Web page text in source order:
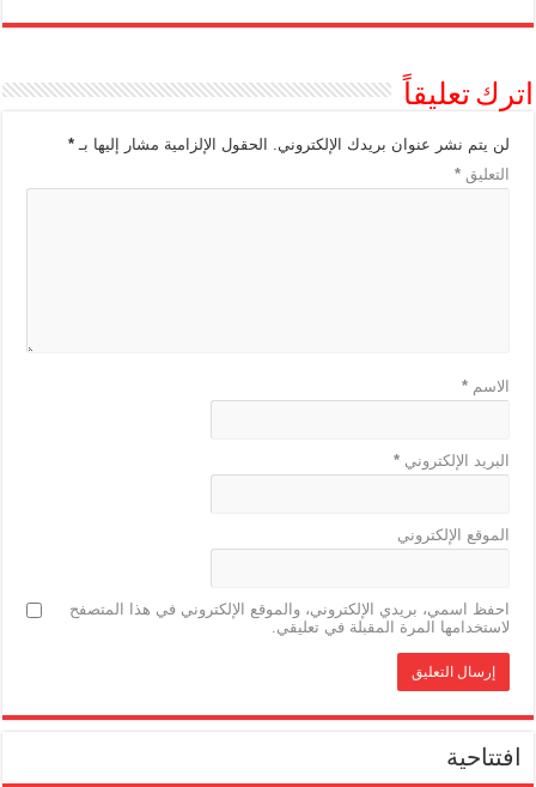
اترك تعليقاً
لن يتم نشر عنوان بريدك الإلكتروني. الحقول الإلزامية مشار إليها بـ*
التعليق*
الاسم*
البريد الإلكتروني*
الموقع الإلكتروني
احفظ اسمي، بريدي الإلكتروني، والموقع الإلكتروني في هذا المتصفح
لاستخدامها المرة المقبلة في تعليقي.
افتتاحية